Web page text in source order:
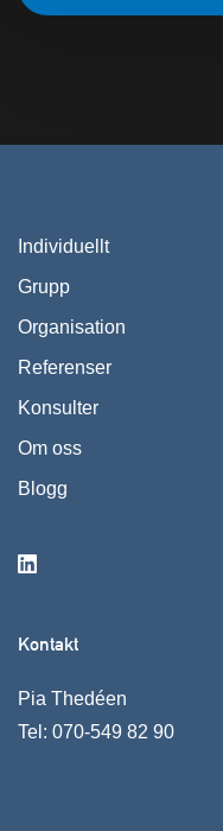
Individuellt
Grupp
Organisation
Referenser
Konsulter
Om oss
Blogg
Kontakt
Pia Thedéen
Tel: 070-549 82 90